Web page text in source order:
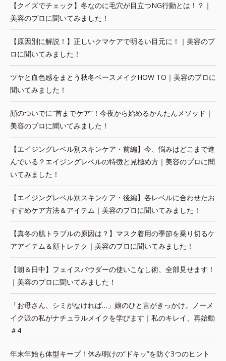
【クイズでチェック】冬なのに毛穴が目立つNG行動とは！？｜
美容のプロに聞いてみました！
【原因別に解説！】正しいクマケアで明るい目元に！｜美容のプ
ロに聞いてみました！
ツヤと血色感をまとう秋冬ベースメイクHOW TO｜美容のプロに
聞いてみました！
顔のついでに“首までケア”！今夜から始めるかんたんメソッド｜
美容のプロに聞いてみました！
【エイジングレベル別スキンケア・前編】今、悩みはどこまで進
んでいる？エイジングレベルの特徴と見極め方｜美容のプロに聞
いてみました！
【エイジングレベル別スキンケア・後編】各レベルに合わせたお
すすめケア方法＆アイテム｜美容のプロに聞いてみました！
【真冬の肌トラブルの原因は？】マスク着用の季節を乗り切るケ
アアイテム＆顔トレテク｜美容のプロに聞いてみました！
【朝＆日中】フェイスパウダーの使いこなし術、全部見せます！
｜美容のプロに聞いてみました！
「お母さん、シミがなければ…」娘のひと言がきっかけ。ノーメ
イク派の私がナチュラルメイクを学びます｜私のキレイ、再始動
＃4
年末年始も体型キープ！休み明けの“ドキッ”を防ぐ3つのヒント